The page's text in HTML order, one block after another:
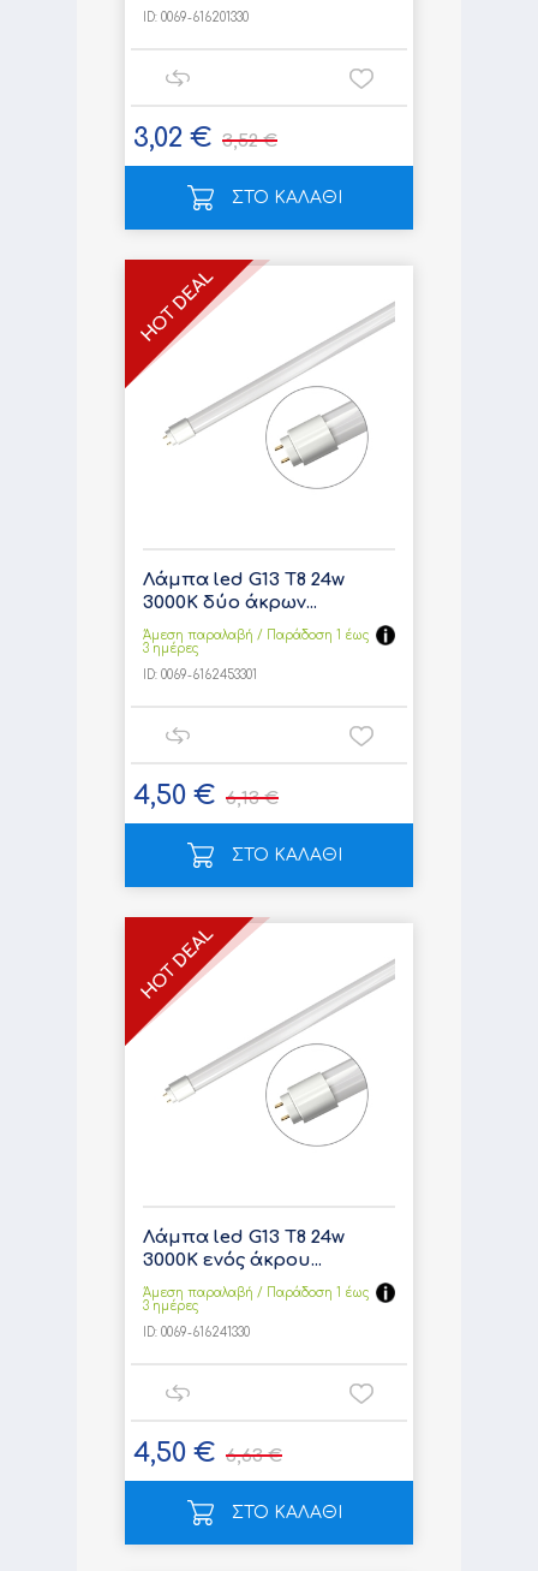
ID: 0069-616201330
3,02 € 3,52 €
ΣΤΟ ΚΑΛΑΘΙ
Λάμπα led G13 T8 24w
3000K δύο άκρων...
Άμεση παραλαβή / Παράδoση 1 έως
3 ημέρες
ID: 0069-6162453301
4,50 € 6,13 €
ΣΤΟ ΚΑΛΑΘΙ
Λάμπα led G13 T8 24w
3000K ενός άκρου...
Άμεση παραλαβή / Παράδoση 1 έως
3 ημέρες
ID: 0069-616241330
4,50 € 6,63 €
ΣΤΟ ΚΑΛΑΘΙ